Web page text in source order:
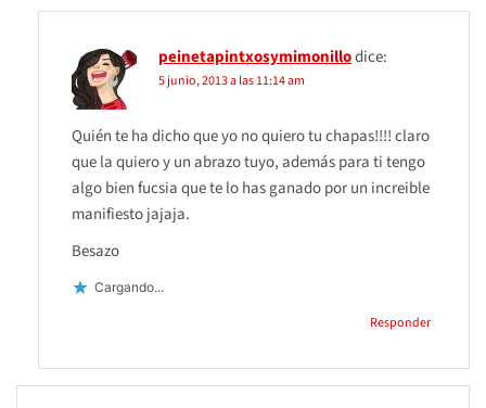
peinetapintxosymimonillodice:
5 junio, 2013 a las 11:14 am
Quién te ha dicho que yo no quiero tu chapas!!!! claro
que la quiero y un abrazo tuyo, además para ti tengo
algo bien fucsia que te lo has ganado por un increible
manifiesto jajaja.
Besazo
Cargando...
Responder